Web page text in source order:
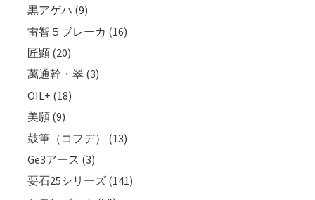
黒アゲハ (9)
雷智５ブレーカ (16)
匠顕 (20)
萬通幹・翠 (3)
OIL+ (18)
美願 (9)
鼓筆（コフデ） (13)
Ge3アース (3)
要石25シリーズ (141)